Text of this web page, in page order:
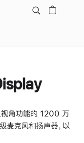
视角功能的 1200 万
克风和扬声器，以